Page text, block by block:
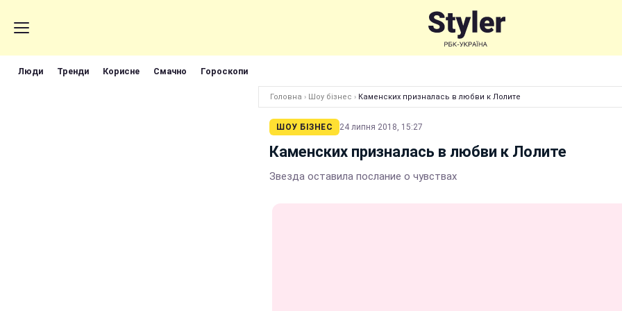
Люди Тренди Корисне Смачно Гороскопи
Головна › Шоу бізнес › Каменских призналась в любви к Лолите
ШОУ БІЗНЕС 24 липня 2018, 15:27
Каменских призналась в любви к Лолите
Звезда оставила послание о чувствах